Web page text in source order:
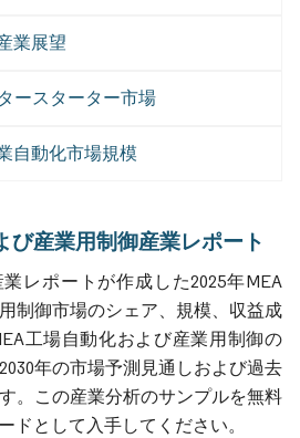
業展望
ースターター市場
自動化市場規模
び産業用制御産業レポート
レポートが作成した2025年MEA
制御市場のシェア、規模、収益成
工場自動化および産業用制御の
年の市場予測見通しおよび過去
。この産業分析のサンプルを無料
ドとして入手してください。